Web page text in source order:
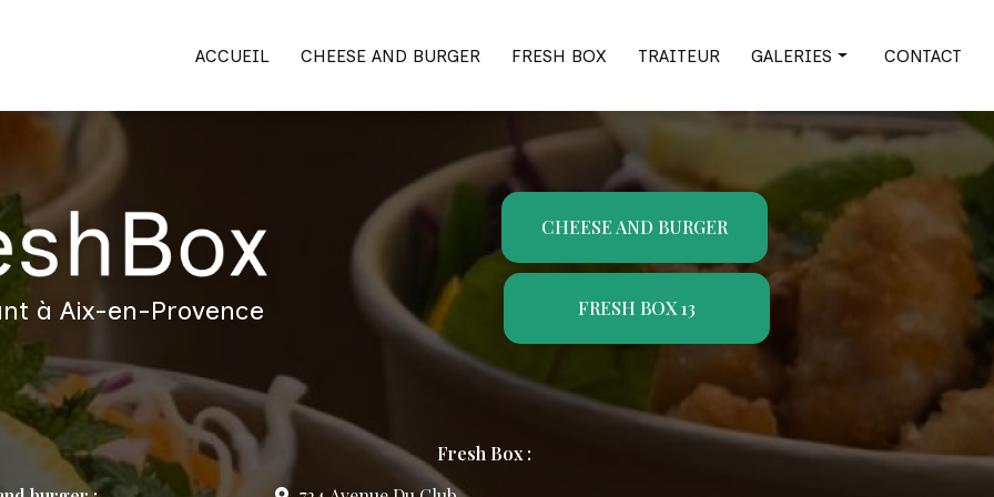
ACCUEIL CHEESE AND BURGER FRESH BOX TRAITEUR GALERIES
Cheese and burger
CONTACT
à Aix-en-Provence
CHEESE AND BURGER
FRESH BOX 13
Fresh Box :